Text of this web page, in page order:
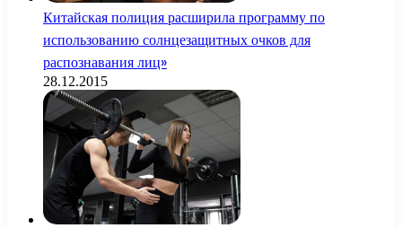
Китайская полиция расширила программу по
использованию солнцезащитных очков для
распознавания лиц»
28.12.2015